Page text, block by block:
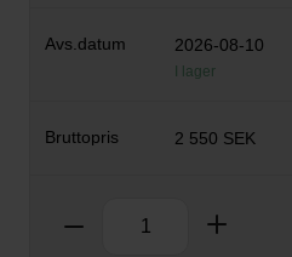
2026-08-10
I lager
2 550 SEK
Ta bort